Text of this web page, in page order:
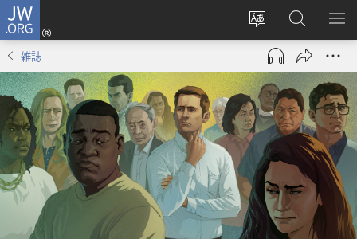
JW.ORG
サ
イ
ト
の
言
語
を
変
え
る
ロ
グ
ン
（新
し
い
タ
ブ
で
開
く）
JW.ORG
の
検
索
メ
を
表
示
雑誌